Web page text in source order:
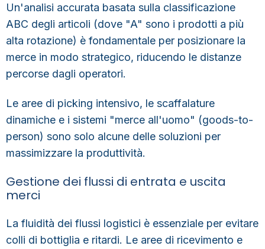
Un'analisi accurata basata sulla classificazione
ABC degli articoli (dove "A" sono i prodotti a più
alta rotazione) è fondamentale per posizionare la
merce in modo strategico, riducendo le distanze
percorse dagli operatori.
Le aree di picking intensivo, le scaffalature
dinamiche e i sistemi "merce all'uomo" (goods-to-
person) sono solo alcune delle soluzioni per
massimizzare la produttività.
Gestione dei flussi di entrata e uscita
merci
La fluidità dei flussi logistici è essenziale per evitare
colli di bottiglia e ritardi. Le aree di ricevimento e